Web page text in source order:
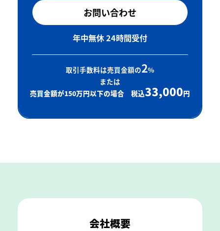
お問い合わせ
年中無休 24時間受付
取引手数料は売買金額の2%
または
売買金額が150万円以下の場合 税込33,000円
会社概要